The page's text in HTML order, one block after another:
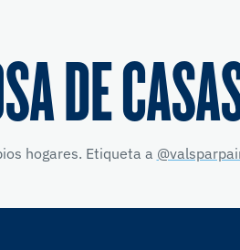
DE
hogares. Etiqueta a